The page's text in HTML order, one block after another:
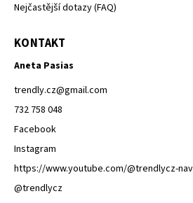
Nejčastější dotazy (FAQ)
KONTAKT
Aneta Pasias
trendly.cz@gmail.com
732 758 048
Facebook
Instagram
https://www.youtube.com/@trendlycz-
@trendlycz